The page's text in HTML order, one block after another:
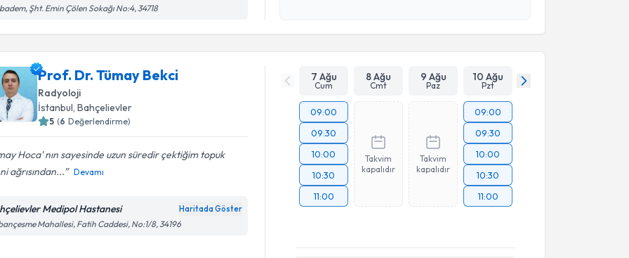
Şht. Emin Çölen Sokağı No:4, 34718
Takvim Talebini Gönder
Prof. Dr. Tümay Bekci
Radyoloji
İstanbul, Bahçelievler
5 (6 Değerlendirme)
Hoca' nın sayesinde uzun süredir çektiğim topuk
ağrısından...
Devamı
Medipol Hastanesi Haritada Göster
Mahallesi, Fatih Caddesi, No:1/8, 34196
7 Ağu
Cum
8 Ağu
Cmt
9 Ağu
Paz
10 Ağu
Pzt
09:00
09:30
10:00
10:30
11:00
Takvim
kapalıdır
Takvim
kapalıdır
09:00
09:30
10:00
10:30
11:00